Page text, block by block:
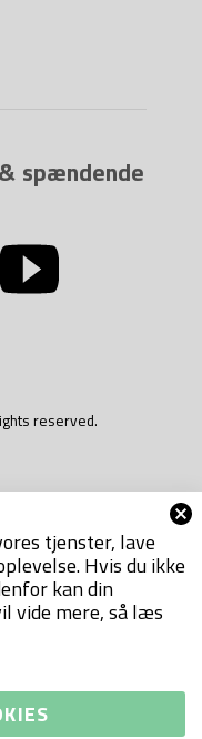
spændende
reserved.
tjenster, lave
Hvis du ikke
kan din
vide mere, så læs